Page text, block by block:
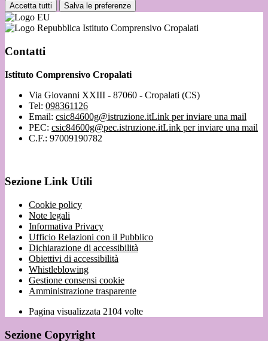
Accetta tutti Salva le preferenze
Istituto Comprensivo Cropalati
Contatti
Istituto Comprensivo Cropalati
Via Giovanni XXIII - 87060 - Cropalati (CS)
Tel: 098361126
Email: csic84600g@istruzione.itLink per inviare una mail
PEC: csic84600g@pec.istruzione.itLink per inviare una mail
C.F.: 97009190782
Sezione Link Utili
Cookie policy
Note legali
Informativa Privacy
Ufficio Relazioni con il Pubblico
Dichiarazione di accessibilità
Obiettivi di accessibilità
Whistleblowing
Gestione consensi cookie
Amministrazione trasparente
Pagina visualizzata 2104 volte
Sezione Copyright